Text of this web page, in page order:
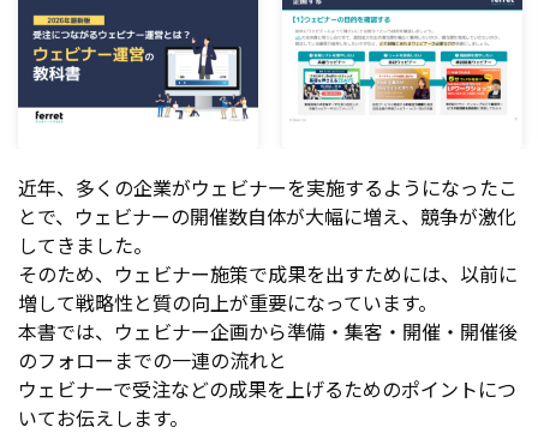
近年、多くの企業がウェビナーを実施するようになったこ
とで、ウェビナーの開催数自体が大幅に増え、競争が激化
してきました。
そのため、ウェビナー施策で成果を出すためには、以前に
増して戦略性と質の向上が重要になっています。
本書では、ウェビナー企画から準備・集客・開催・開催後
のフォローまでの一連の流れと
ウェビナーで受注などの成果を上げるためのポイントにつ
いてお伝えします。